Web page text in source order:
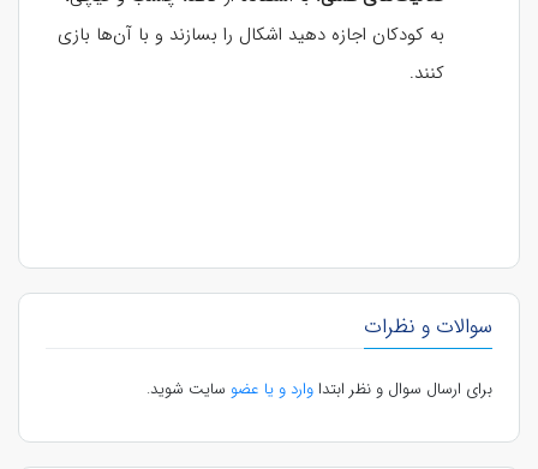
به کودکان اجازه دهید اشکال را بسازند و با آن‌ها بازی
کنند.
سوالات و نظرات
برای ارسال سوال و نظر ابتداوارد و یا عضو سایت شوید.